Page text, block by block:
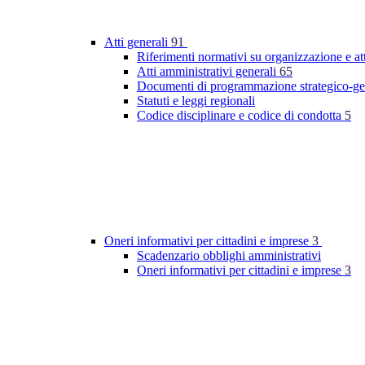
Atti generali 91
Riferimenti normativi su organizzazione e
Atti amministrativi generali 65
Documenti di programmazione strategico-
Statuti e leggi regionali
Codice disciplinare e codice di condotta 5
Oneri informativi per cittadini e imprese 3
Scadenzario obblighi amministrativi
Oneri informativi per cittadini e imprese 3